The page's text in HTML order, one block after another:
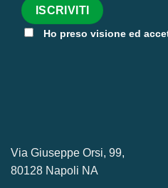
Ho preso visione ed
Via Giuseppe Orsi, 99,
80128 Napoli NA